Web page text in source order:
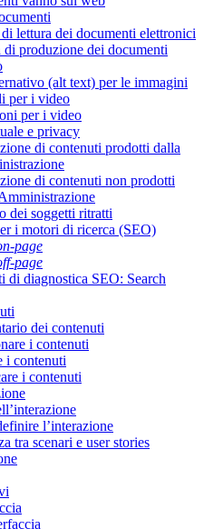
lettura dei documenti elettronici
produzione dei documenti
(alt text) per le immagini
per i video
per i video
e privacy
di contenuti prodotti dalla
di contenuti non prodotti
dei soggetti ritratti
i motori di ricerca (SEO)
page
page
di diagnostica SEO: Search
dei contenuti
i contenuti
i contenuti
i contenuti
l’interazione
tra scenari e user stories